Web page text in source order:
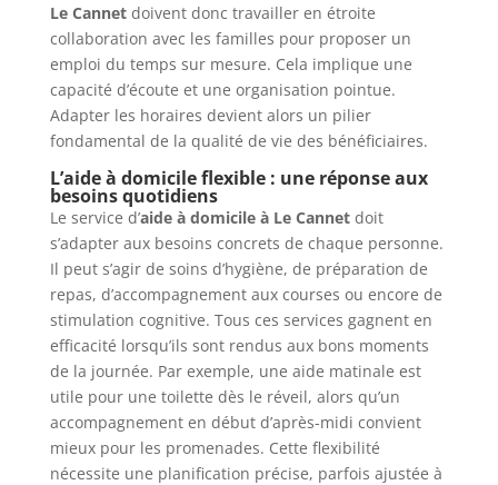
Le Cannetdoivent donc travailler en étroite
collaboration avec les familles pour proposer un
emploi du temps sur mesure. Cela implique une
capacité d’écoute et une organisation pointue.
Adapter les horaires devient alors un pilier
fondamental de la qualité de vie des bénéficiaires.
L’aide à domicile flexible : une réponse aux
besoins quotidiens
Le service d’aide à domicile à Le Cannetdoit
s’adapter aux besoins concrets de chaque personne.
Il peut s’agir de soins d’hygiène, de préparation de
repas, d’accompagnement aux courses ou encore de
stimulation cognitive. Tous ces services gagnent en
efficacité lorsqu’ils sont rendus aux bons moments
de la journée. Par exemple, une aide matinale est
utile pour une toilette dès le réveil, alors qu’un
accompagnement en début d’après-midi convient
mieux pour les promenades. Cette flexibilité
nécessite une planification précise, parfois ajustée à